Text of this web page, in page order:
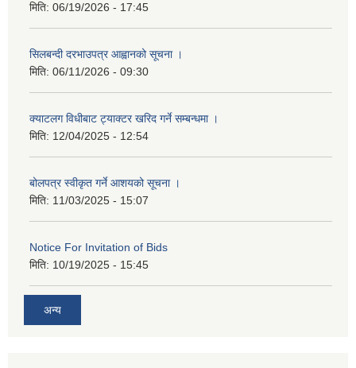
मिति: 06/19/2026 - 17:45
सिलबन्दी दरभाउपत्र आह्वानको सूचना ।
मिति: 06/11/2026 - 09:30
क्याटलग विधीबाट ट्याक्टर खरिद गर्ने सम्बन्धमा ।
मिति: 12/04/2025 - 12:54
बोलपत्र स्वीकृत गर्ने आशयको सूचना ।
मिति: 11/03/2025 - 15:07
Notice For Invitation of Bids
मिति: 10/19/2025 - 15:45
अन्य